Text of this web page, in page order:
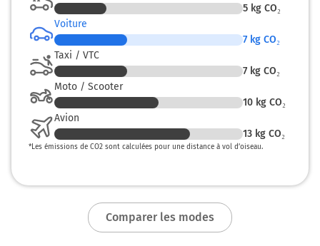
5 kg CO₂
Voiture
7 kg CO₂
Taxi / VTC
7 kg CO₂
Moto / Scooter
10 kg CO₂
Avion
13 kg CO₂
*Les émissions de CO2 sont calculées pour une distance à vol d’oiseau.
Comparer les modes